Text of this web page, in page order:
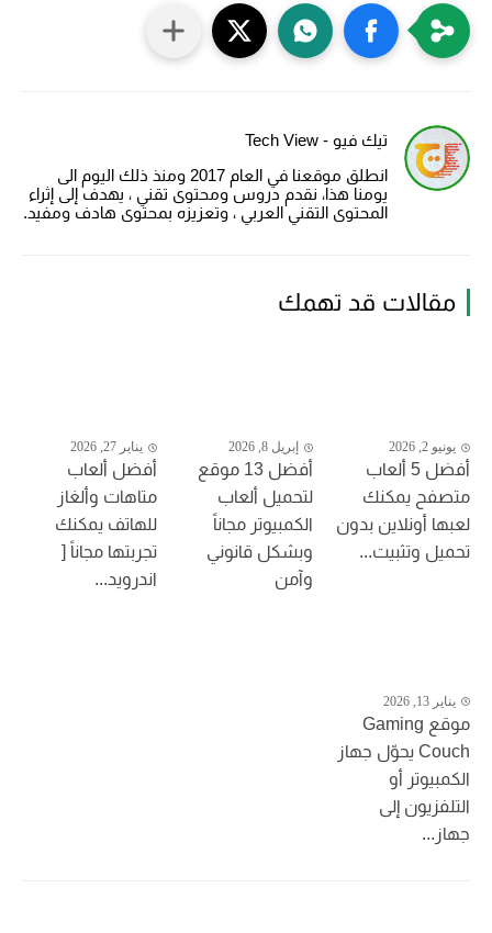
تيك فيو - Tech View
انطلق موقعنا في العام 2017 ومنذ ذلك اليوم الى
يومنا هذا، نقدم دروس ومحتوى تقني ، يهدف إلى إثراء
المحتوى التقني العربي ، وتعزيزه بمحتوى هادف ومفيد.
مقالات قد تهمك
يونيو 2, 2026
أفضل 5 ألعاب
متصفح يمكنك
لعبها أونلاين بدون
تحميل وتثبيت...
إبريل 8, 2026
أفضل 13 موقع
لتحميل ألعاب
الكمبيوتر مجاناً
وبشكل قانوني
وآمن
يناير 27, 2026
أفضل ألعاب
متاهات وألغاز
للهاتف يمكنك
تجربتها مجاناً [
اندرويد...
يناير 13, 2026
موقع Gaming
Couch يحوّل جهاز
الكمبيوتر أو
التلفزيون إلى
جهاز...